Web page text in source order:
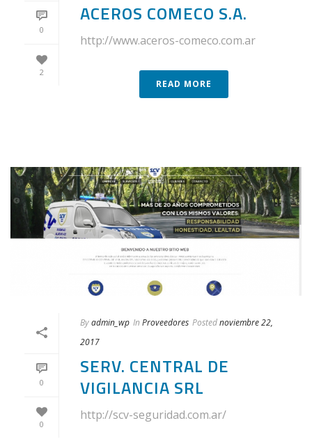
0
2
ACEROS COMECO S.A.
http://www.aceros-comeco.com.ar
READ MORE
0
0
Byadmin_wp In Proveedores Postednoviembre 22,
2017
SERV. CENTRAL DE
VIGILANCIA SRL
http://scv-seguridad.com.ar/